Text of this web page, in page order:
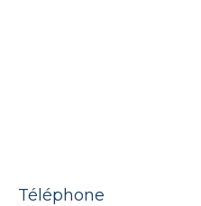
Téléphone